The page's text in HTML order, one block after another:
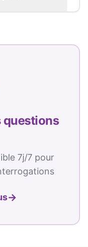
questions
7j/7 pour
→